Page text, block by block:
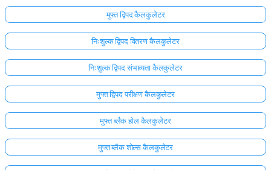
मुफ्त द्विपद कैलकुलेटर
निःशुल्क द्विपद वितरण कैलकुलेटर
निःशुल्क द्विपद संभाव्यता कैलकुलेटर
मुफ्त द्विपद परीक्षण कैलकुलेटर
मुफ्त ब्लैक होल कैलकुलेटर
मुफ्त ब्लैक शोल्स कैलकुलेटर